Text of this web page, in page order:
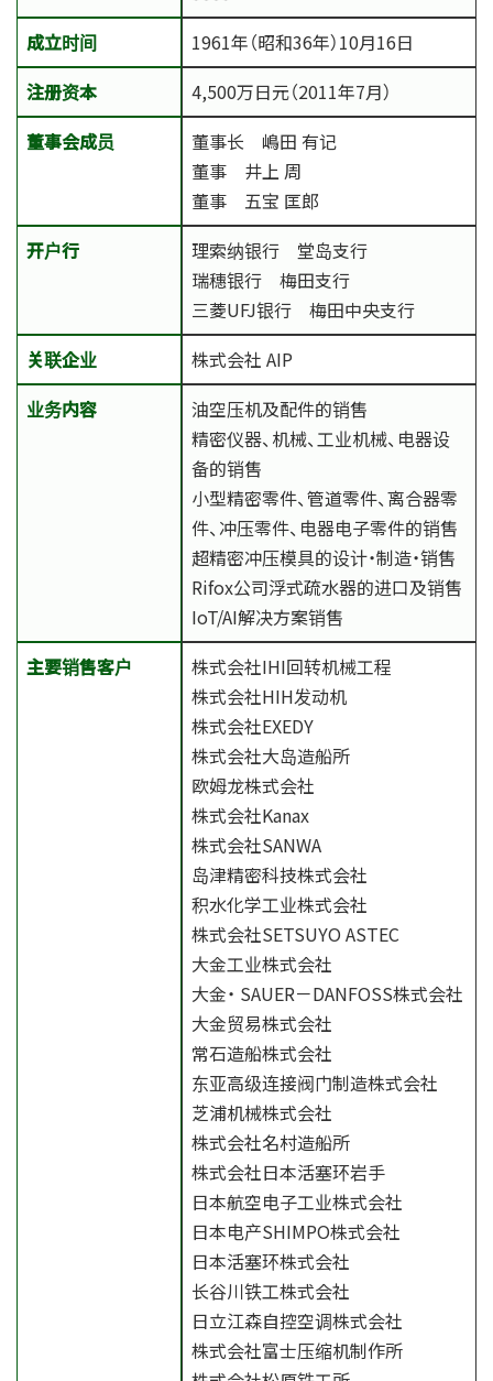
成立时间
1961年（昭和36年）10月16日
注册资本
4,500万日元（2011年7月）
董事会成员
董事长 嶋田 有记
董事 井上 周
董事 五宝 匡郎
开户行
理索纳银行 堂岛支行
瑞穗银行 梅田支行
三菱UFJ银行 梅田中央支行
关联企业
株式会社 AIP
业务内容
油空压机及配件的销售
精密仪器、机械、工业机械、电器设
备的销售
小型精密零件、管道零件、离合器零
件、冲压零件、电器电子零件的销售
超精密冲压模具的设计・制造・销售
Rifox公司浮式疏水器的进口及销售
IoT/AI解决方案销售
主要销售客户
株式会社IHI回转机械工程
株式会社HIH发动机
株式会社EXEDY
株式会社大岛造船所
欧姆龙株式会社
株式会社Kanax
株式会社SANWA
岛津精密科技株式会社
积水化学工业株式会社
株式会社SETSUYO ASTEC
大金工业株式会社
大金・ SAUER－DANFOSS株式会社
大金贸易株式会社
常石造船株式会社
东亚高级连接阀门制造株式会社
芝浦机械株式会社
株式会社名村造船所
株式会社日本活塞环岩手
日本航空电子工业株式会社
日本电产SHIMPO株式会社
日本活塞环株式会社
长谷川铁工株式会社
日立江森自控空调株式会社
株式会社富士压缩机制作所